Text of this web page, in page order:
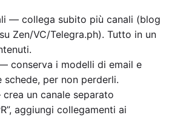
— collega subito più canali (blog
Zen/VC/Telegra.ph). Tutto in un
conserva i modelli di email e
schede, per non perderli.
un canale separato
aggiungi collegamenti ai